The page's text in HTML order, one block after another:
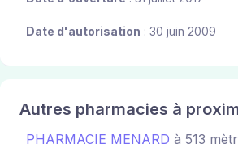
Date d'autorisation : 30 juin 2009
Autres pharmacies à
PHARMACIE MENARD à 513